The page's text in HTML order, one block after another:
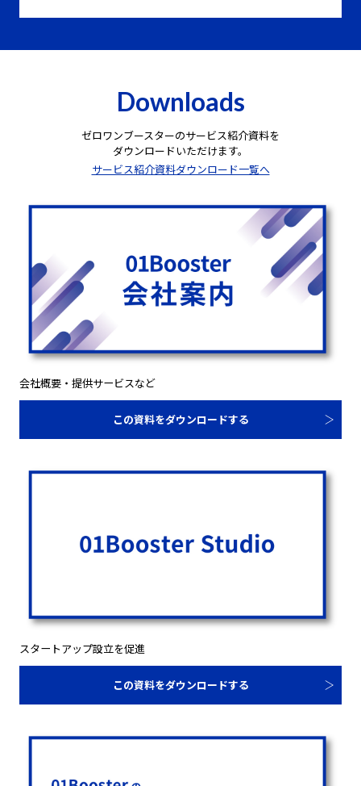
Downloads
ゼロワンブースターのサービス紹介資料を
ダウンロードいただけます。
サービス紹介資料ダウンロード一覧へ
会社概要・提供サービスなど
この資料をダウンロードする
スタートアップ設立を促進
この資料をダウンロードする